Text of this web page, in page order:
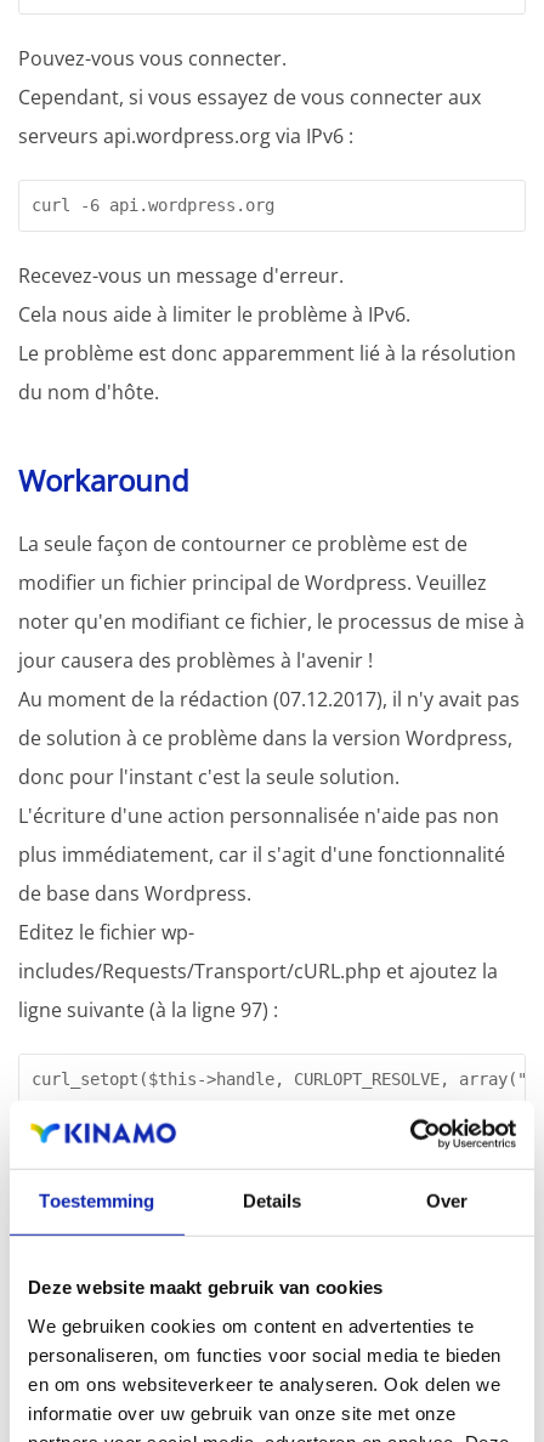
Toestemming Details Over
Deze website maakt gebruik van cookies
We gebruiken cookies om content en advertenties te
personaliseren, om functies voor social media te bieden
en om ons websiteverkeer te analyseren. Ook delen we
informatie over uw gebruik van onze site met onze
Pouvez-vous vous connecter.
Cependant, si vous essayez de vous connecter aux
serveurs api.wordpress.org via IPv6 :
curl -6 api.wordpress.org
Recevez-vous un message d'erreur.
Cela nous aide à limiter le problème à IPv6.
Le problème est donc apparemment lié à la résolution
du nom d'hôte.
Workaround
La seule façon de contourner ce problème est de
modifier un fichier principal de Wordpress. Veuillez
noter qu'en modifiant ce fichier, le processus de mise à
jour causera des problèmes à l'avenir !
Au moment de la rédaction (07.12.2017), il n'y avait pas
de solution à ce problème dans la version Wordpress,
donc pour l'instant c'est la seule solution.
L'écriture d'une action personnalisée n'aide pas non
plus immédiatement, car il s'agit d'une fonctionnalité
de base dans Wordpress.
Editez le fichier wp-
includes/Requests/Transport/cURL.php et ajoutez la
ligne suivante (à la ligne 97) :
curl_setopt($this->handle, CURLOPT_RESOLVE,
Il s'agit bien sûr d'une solution temporaire, mais au
moins vous pouvez continuer avec l'installation de
plugins, etc.
Articles connexes